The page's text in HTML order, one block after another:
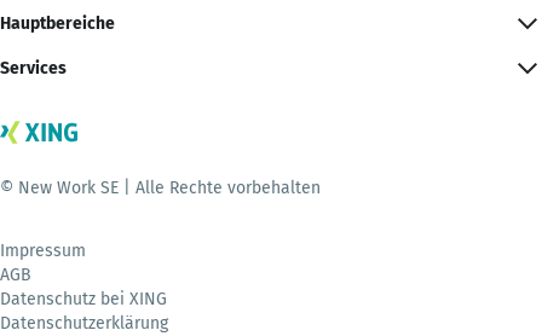
Hauptbereiche
Services
© New Work SE | Alle Rechte vorbehalten
Impressum
AGB
Datenschutz bei XING
Datenschutzerklärung